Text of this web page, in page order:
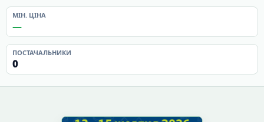
МІН. ЦІНА
—
ПОСТАЧАЛЬНИКИ
0